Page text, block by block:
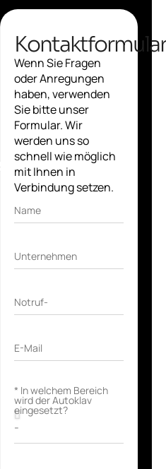
Wenn Sie Fragen
oder Anregungen
haben, verwenden
Sie bitte unser
Formular. Wir
werden uns so
schnell wie möglich
mit Ihnen in
Verbindung setzen.
Name
Unternehmen
Notruf-
E-Mail
* In welchem Bereich
wird der Autoklav
eingesetzt?